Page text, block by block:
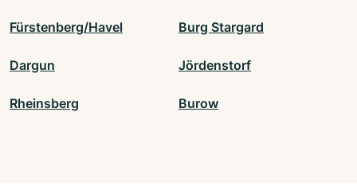
Fürstenberg/Havel Burg Stargard
Dargun Jördenstorf
Rheinsberg Burow